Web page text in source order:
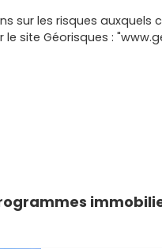
sur les risques auxquels
le site Géorisques :